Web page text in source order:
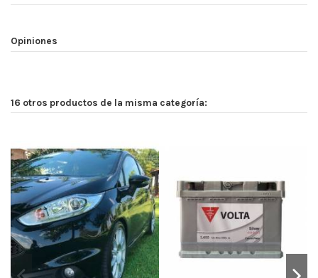
Opiniones
16 otros productos de la misma categoría: